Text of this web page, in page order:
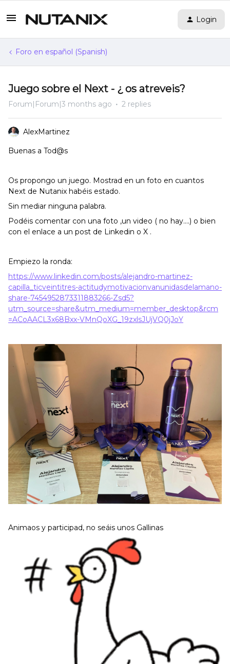
Login
Foro en español (Spanish)
Juego sobre el Next - ¿ os atreveis?
Forum|Forum|3 months ago 2 replies
AlexMartinez
Buenas a Tod@s
Os propongo un juego. Mostrad en un foto en cuantos
Next de Nutanix habéis estado.
Sin mediar ninguna palabra.
Podéis comentar con una foto ,un video ( no hay….) o bien
con el enlace a un post de Linkedin o X .
Empiezo la ronda:
https://www.linkedin.com/posts/alejandro-martinez-
capilla_ticveintitres-actitudymotivacionvanunidasdelamano-
share-7454952873311883266-Zsd5?
utm_source=share&utm_medium=member_desktop&rcm
=ACoAACL3x68Bxx-VMnQoXG_19zxlsJUjVQ0jJoY
Animaos y participad, no seáis unos Gallinas